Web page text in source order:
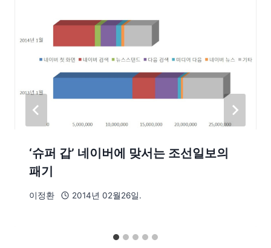
‘슈퍼 갑’ 네이버에 맞서는 조선일보의
패기
이정환 2014년 02월26일.